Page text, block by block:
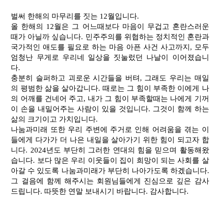
벌써 한해의 마무리를 짓는 12월입니다.
올 한해의 12월은 그 어느때보다 마음이 무겁고 혼란스러운
때가 아닐까 싶습니다. 민주주의를 위협하는 정치적인 혼란과
국가적인 애도를 필요로 하는 마음 아픈 사건 사고까지, 모두
엄청난 무게로 우리네 일상을 짓눌렀던 나날이 이어졌습니
다.
충분히 슬퍼하고 괴로운 시간들을 버텨, 그래도 우리는 매일
의 평범한 삶을 살아갑니다. 때로는 그 힘이 부족한 이에게 나
의 어깨를 건네어 주고, 내가 그 힘이 부족할때는 나에게 기꺼
이 손을 내밀어주는 사람이 있을 것입니다. 그것이 함께 하는
삶의 크기이고 가치입니다.
나눔과미래 또한 우리 주변에 주거로 인해 어려움을 겪는 이
들에게 다가가 더 나은 내일을 살아가기 위한 힘이 되고자 합
니다. 2024년도 부단히 그러한 연대의 힘을 믿으며 활동해왔
습니다. 보다 많은 우리 이웃들이 집이 희망이 되는 사회를 살
아갈 수 있도록 나눔과미래가 부단히 나아가도록 하겠습니다.
그 걸음에 함께 해주시는 회원님들에게 진심으로 깊은 감사
드립니다. 따뜻한 연말 보내시기 바랍니다. 감사합니다.